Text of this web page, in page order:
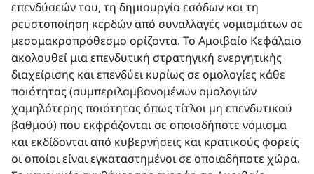
επενδύσεών του, τη δημιουργία εσόδων και τη
ρευστοποίηση κερδών από συναλλαγές νομισμάτων σε
μεσομακροπρόθεσμο ορίζοντα. Το Αμοιβαίο Κεφάλαιο
ακολουθεί μια επενδυτική στρατηγική ενεργητικής
διαχείρισης και επενδύει κυρίως σε ομολογίες κάθε
ποιότητας (συμπεριλαμβανομένων ομολογιών
χαμηλότερης ποιότητας όπως τίτλοι μη επενδυτικού
βαθμού) που εκφράζονται σε οποιοδήποτε νόμισμα
και εκδίδονται από κυβερνήσεις και κρατικούς φορείς
οι οποίοι είναι εγκαταστημένοι σε οποιαδήποτε χώρα.